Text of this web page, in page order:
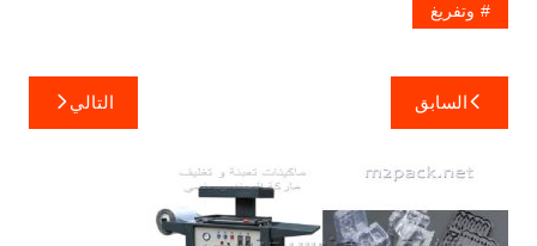
وتفريغ
تصفّح
المقالات
السابق التالي